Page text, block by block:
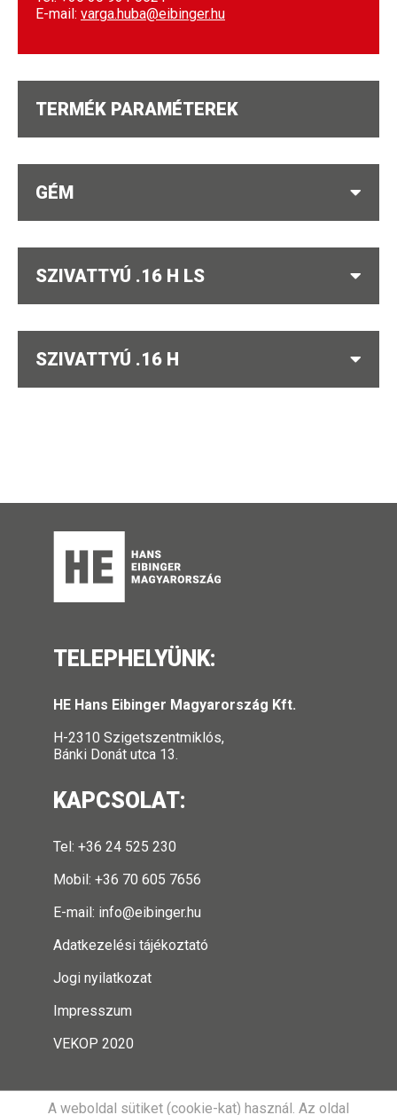
E-mail: varga.huba@eibinger.hu
TERMÉK PARAMÉTEREK
GÉM
SZIVATTYÚ .16 H LS
SZIVATTYÚ .16 H
TELEPHELYÜNK:
HE Hans Eibinger Magyarország Kft.
H-2310 Szigetszentmiklós,
Bánki Donát utca 13.
KAPCSOLAT:
Tel: +36 24 525 230
Mobil: +36 70 605 7656
E-mail: info@eibinger.hu
Adatkezelési tájékoztató
Jogi nyilatkozat
Impresszum
VEKOP 2020
A weboldal sütiket (cookie-kat) használ. Az oldal